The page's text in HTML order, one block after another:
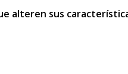
alteren sus